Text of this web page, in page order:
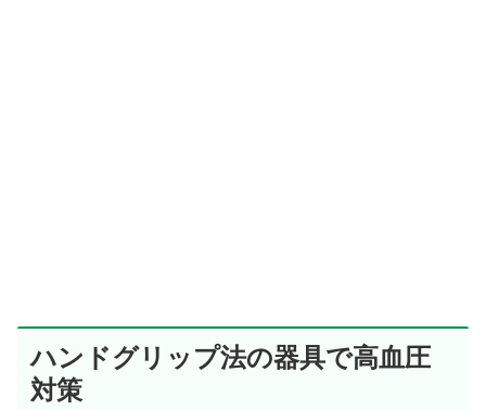
ハンドグリップ法の器具で高血圧
対策